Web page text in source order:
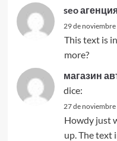
seo
29 de
This text is
more?
магазин
dice:
27 de noviembre
Howdy just
up. The text